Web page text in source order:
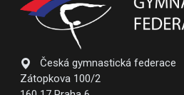
Česká gymnastická federace
Zátopkova 100/2